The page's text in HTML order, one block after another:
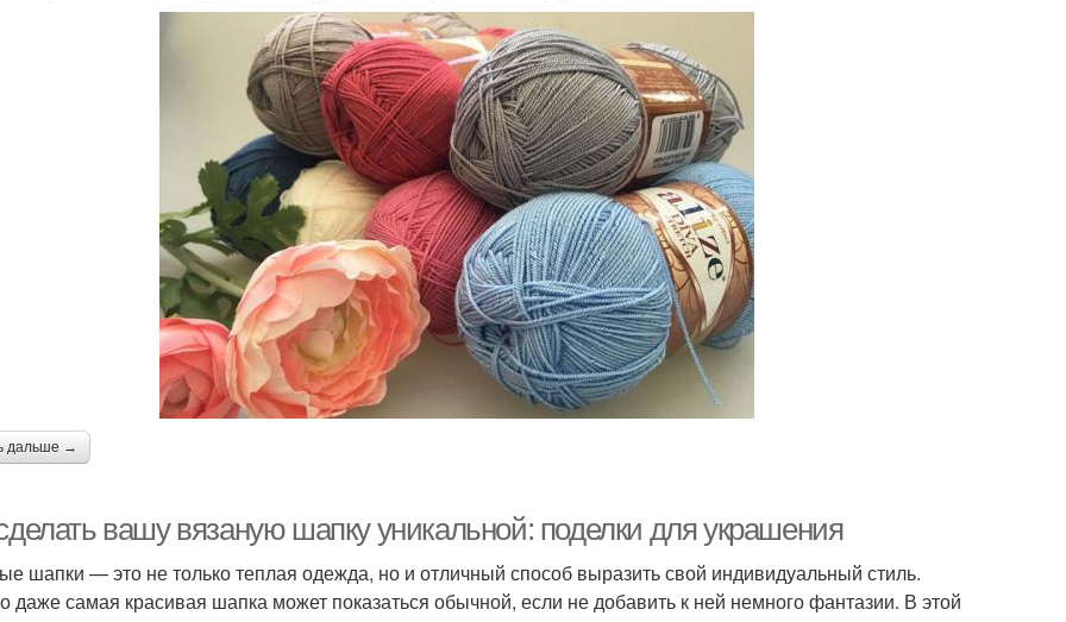
дальше →
вашу вязаную шапку уникальной: поделки для украшения
шапки — это не только теплая одежда, но и отличный способ выразить свой индивидуальный стиль.
даже самая красивая шапка может показаться обычной, если не добавить к ней немного фантазии. В этой